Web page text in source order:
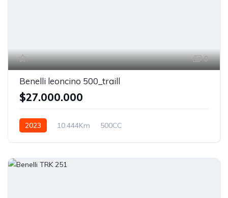
9
Benelli leoncino 500_traill
$27.000.000
2023 10.444Km 500CC